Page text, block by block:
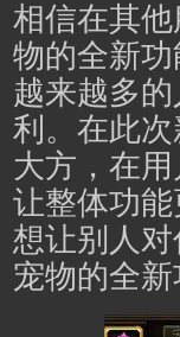
相信在其
物的全新
越来越多
利。在此
大方，在
让整体功
想让别人
宠物的全新